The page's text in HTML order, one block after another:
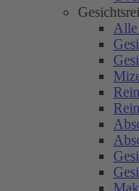
Alle